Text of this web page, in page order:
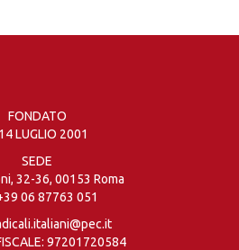
FONDATO
LUGLIO 2001
SEDE
32-36, 00153 Roma
06 87763 051
97201720584